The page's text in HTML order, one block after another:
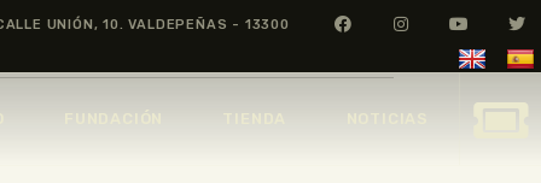
UNIÓN, 10. VALDEPEÑAS - 13300